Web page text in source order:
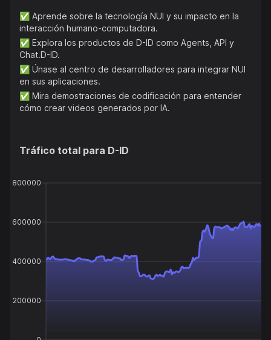
✅ Aprende sobre la tecnología NUI y su impacto en la
interacción humano-computadora.
✅ Explora los productos de D-ID como Agents, API y
Chat.D-ID.
✅ Únase al centro de desarrolladores para integrar NUI
en sus aplicaciones.
✅ Mira demostraciones de codificación para entender
cómo crear videos generados por IA.
Tráfico total para D-ID
200000
400000
600000
800000